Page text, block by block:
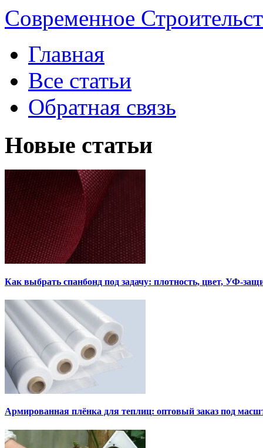
Современное
Главная
Все статьи
Обратная связь
Новые статьи
Как выбрать спанбонд под задачу: плотность, цвет, УФ-
Армированная плёнка для теплиц: оптовый заказ под